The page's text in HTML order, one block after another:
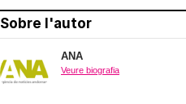
Sobre l'autor
ANA
Veure biografia